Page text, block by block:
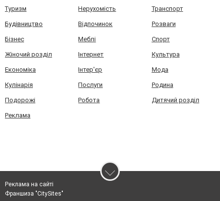
Туризм Нерухомість Транспорт
Будівництво Відпочинок Розваги
Бізнес Меблі Спорт
Жіночий розділ Інтернет Культура
Економіка Інтер'єр Мода
Кулінарія Послуги Родина
Подорожі Робота Дитячий розділ
Реклама
Реклама на сайті
Франшиза "CitySites"